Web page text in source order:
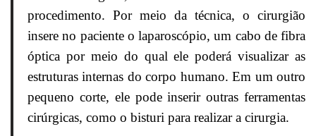
procedimento. Por meio da técnica, o cirurgião
insere no paciente o laparoscópio, um cabo de fibra
óptica por meio do qual ele poderá visualizar as
estruturas internas do corpo humano. Em um outro
pequeno corte, ele pode inserir outras ferramentas
cirúrgicas, como o bisturi para realizar a cirurgia.